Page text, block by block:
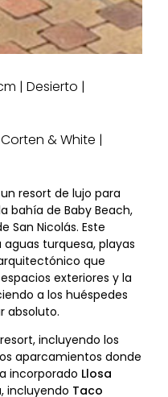
| Desierto |
& White |
resort de lujo para
bahía de Baby Beach,
San Nicolás. Este
turquesa, playas
que
exteriores y la
a los huéspedes
absoluto.
incluyendo los
aparcamientos donde
incorporado Llosa
incluyendo Taco